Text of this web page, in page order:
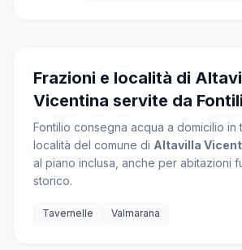
Frazioni e località di
Vicentina servite da
Fontilio consegna acqua a domicilio in
località del comune di Altavilla
al piano inclusa, anche per abitazioni
storico.
Tavernelle Valmarana